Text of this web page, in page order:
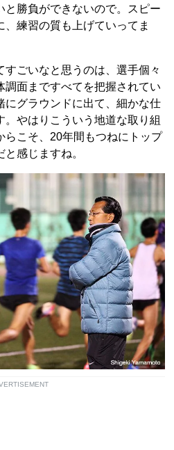
と勝負ができないので。スピー
、練習の質も上げていってま
ごいなと思うのは、選手個々
調面まですべてを把握されてい
にグラウンドに出て、細かな仕
やはりこういう地道な取り組
らこそ、20年間もつねにトップ
感じますね。